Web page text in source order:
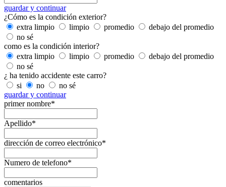
guardar y continuar
¿Cómo es la condición exterior?
extra limpio
limpio promedio
debajo del promedio
no sé
como es la condición interior?
extra limpio
limpio promedio
debajo del promedio
no sé
¿ ha tenido accidente este carro?
si
no
no sé
guardar y continuar
primer nombre*
Apellido*
dirección de correo electrónico*
Numero de telefono*
comentarios